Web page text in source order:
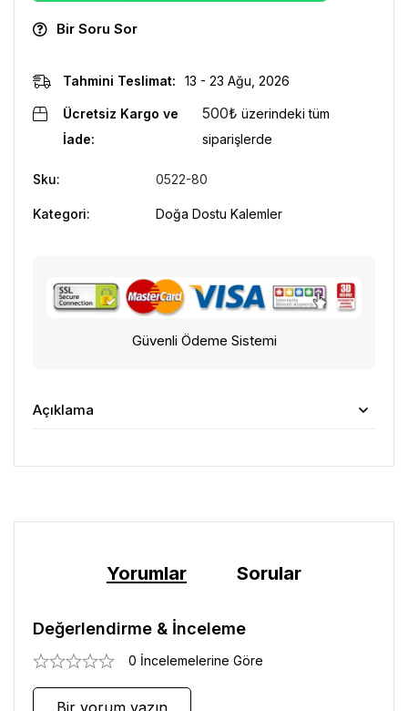
Bir Soru Sor
Tahmini Teslimat: 13 - 23 Ağu, 2026
Ücretsiz Kargo ve
İade:
500₺ üzerindeki tüm
siparişlerde
Sku: 0522-80
Kategori: Doğa Dostu Kalemler
Güvenli Ödeme Sistemi
Açıklama
Yorumlar Sorular
Değerlendirme & İnceleme
0 İncelemelerine Göre